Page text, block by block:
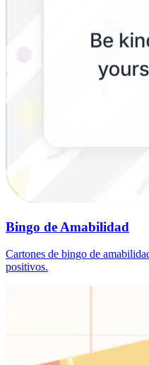
Bingo de Amabilidad
Cartones de bingo de
positivos.